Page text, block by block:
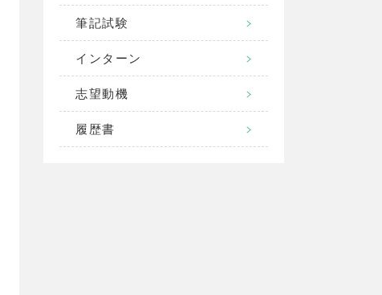
筆記試験
インターン
志望動機
履歴書